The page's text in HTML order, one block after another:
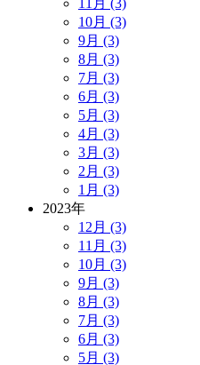
11月 (3)
10月 (3)
9月 (3)
8月 (3)
7月 (3)
6月 (3)
5月 (3)
4月 (3)
3月 (3)
2月 (3)
1月 (3)
2023年
12月 (3)
11月 (3)
10月 (3)
9月 (3)
8月 (3)
7月 (3)
6月 (3)
5月 (3)